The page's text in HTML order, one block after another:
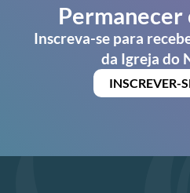
Inscreva-se para
da Igreja do
INSCREVER-